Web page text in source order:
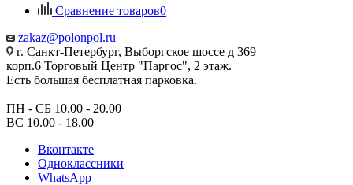
Сравнение товаров0
zakaz@polonpol.ru
г. Санкт-Петербург, Выборгское шоссе д 369
корп.6 Торговый Центр "Паргос", 2 этаж.
Есть большая бесплатная парковка.
ПН - СБ 10.00 - 20.00
ВС 10.00 - 18.00
Вконтакте
Одноклассники
WhatsApp